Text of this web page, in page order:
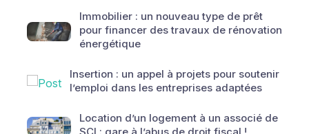
Immobilier : un nouveau type de prêt
pour financer des travaux de rénovation
énergétique
Insertion : un appel à projets pour soutenir
l’emploi dans les entreprises adaptées
Location d’un logement à un associé de